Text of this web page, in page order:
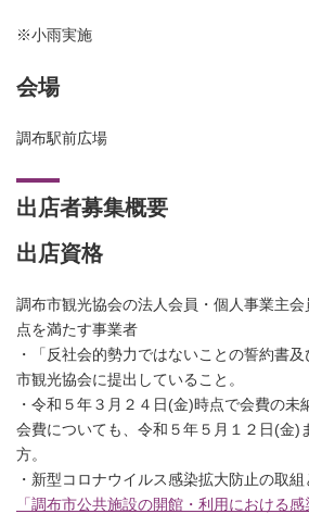
※小雨実施
会場
調布駅前広場
出店者募集概要
出店資格
調布市観光協会の法人会員・個人事業主
点を満たす事業者
・「反社会的勢力ではないことの誓約書
市観光協会に提出していること。
・令和５年３月２４日(金)時点で会費の未
会費についても、令和５年５月１２日(金)
方。
・新型コロナウイルス感染拡大防止の取
「調布市公共施設の開館・利用における